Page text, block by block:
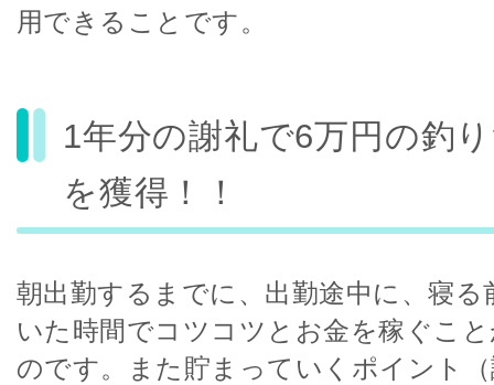
用できることです。
1年分の謝礼で6万円の釣
を獲得！！
朝出勤するまでに、出勤途中に、寝
いた時間でコツコツとお金を稼ぐこ
のです。また貯まっていくポイント